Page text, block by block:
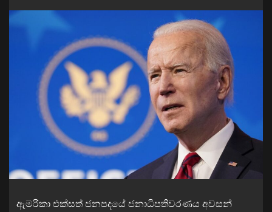
ඇමරිකා එක්සත් ජනපදයේ ජනාධිපතිවරණය අවසන්